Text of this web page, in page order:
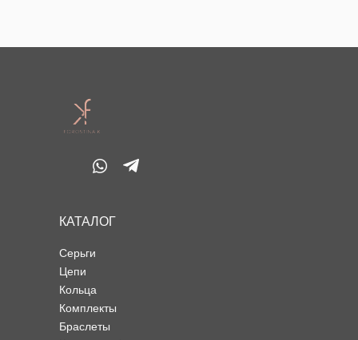
Серьги
Цепи
Кольца
Комплекты
Браслеты
КАТАЛОГ